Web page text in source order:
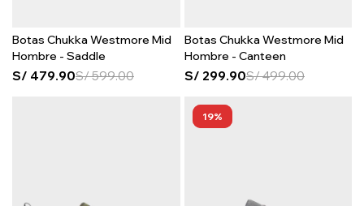
Botas Chukka Westmore Mid
Hombre - Saddle
S/ 479.90S/599.00
Botas Chukka Westmore Mid
Hombre - Canteen
S/ 299.90S/499.00
19